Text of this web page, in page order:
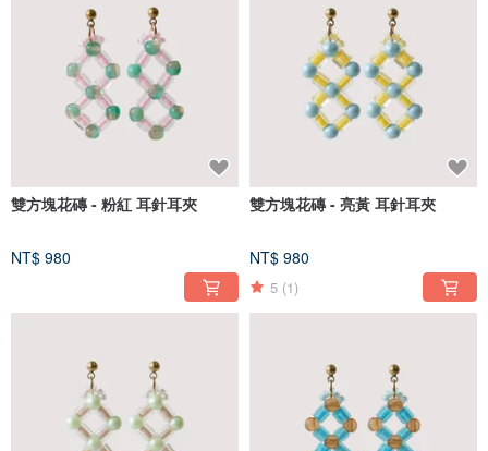
雙方塊花磚 - 粉紅 耳針耳夾
NT$ 980
雙方塊花磚 - 亮黃 耳針耳夾
NT$ 980
5 (1)